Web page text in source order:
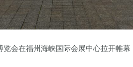
会在福州海峡国际会展中心拉开帷幕